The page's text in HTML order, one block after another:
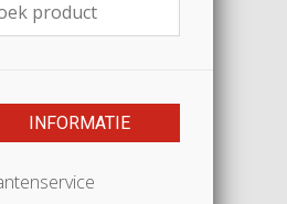
INFORMATIE